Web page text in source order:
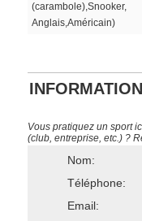
(carambole),Snooker,
Anglais,Américain)
Vous pratiquez un sport
(club, entreprise, etc.) ?
Nom:
Téléphone:
Email: